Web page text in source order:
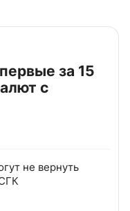
за 15
с
не вернуть